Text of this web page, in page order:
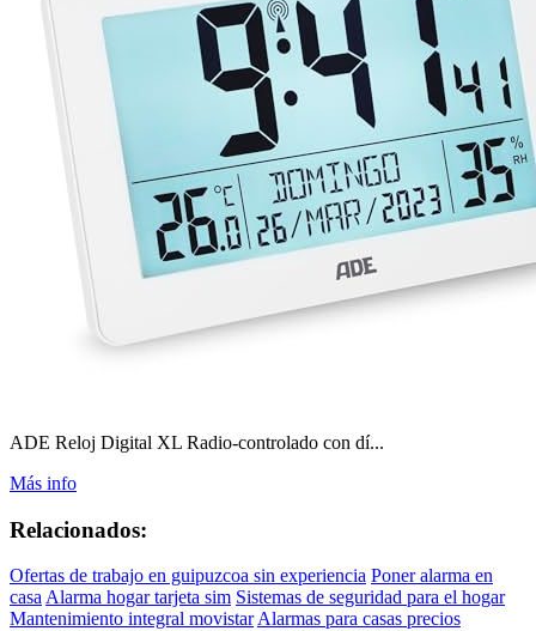
ADE Reloj Digital XL Radio-controlado con dí...
Más info
Relacionados:
Ofertas de trabajo en guipuzcoa sin experiencia Poner alarma en
casa Alarma hogar tarjeta sim Sistemas de seguridad para el hogar
Mantenimiento integral movistar Alarmas para casas precios